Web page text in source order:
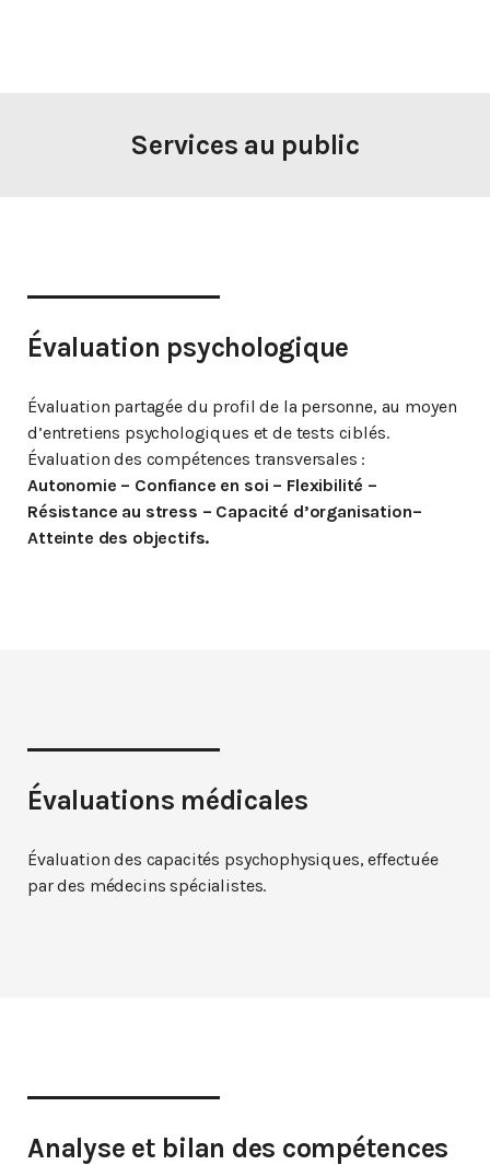
Services au public
Évaluation psychologique
Évaluation partagée du profil de la personne, au moyen
d’entretiens psychologiques et de tests ciblés.
Évaluation des compétences transversales :
Autonomie – Confiance en soi – Flexibilité –
Résistance au stress – Capacité d’organisation–
Atteinte des objectifs.
Évaluations médicales
Évaluation des capacités psychophysiques, effectuée
par des médecins spécialistes.
Analyse et bilan des compétences